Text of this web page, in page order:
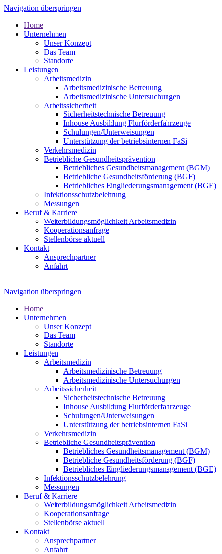
Navigation überspringen
Home
Unternehmen
Unser Konzept
Das Team
Standorte
Leistungen
Arbeitsmedizin
Arbeitsmedizinische Betreuung
Arbeitsmedizinische Untersuchungen
Arbeitssicherheit
Sicherheitstechnische Betreuung
Inhouse Ausbildung Flurförderfahrzeuge
Schulungen/Unterweisungen
Unterstützung der betriebsinternen FaSi
Verkehrsmedizin
Betriebliche Gesundheitsprävention
Betriebliches Gesundheitsmanagement (BGM)
Betriebliche Gesundheitsförderung (BGF)
Betriebliches Eingliederungsmanagement (BGE)
Infektionsschutzbelehrung
Messungen
Beruf & Karriere
Weiterbildungsmöglichkeit Arbeitsmedizin
Kooperationsanfrage
Stellenbörse aktuell
Kontakt
Ansprechpartner
Anfahrt
Navigation überspringen
Home
Unternehmen
Unser Konzept
Das Team
Standorte
Leistungen
Arbeitsmedizin
Arbeitsmedizinische Betreuung
Arbeitsmedizinische Untersuchungen
Arbeitssicherheit
Sicherheitstechnische Betreuung
Inhouse Ausbildung Flurförderfahrzeuge
Schulungen/Unterweisungen
Unterstützung der betriebsinternen FaSi
Verkehrsmedizin
Betriebliche Gesundheitsprävention
Betriebliches Gesundheitsmanagement (BGM)
Betriebliche Gesundheitsförderung (BGF)
Betriebliches Eingliederungsmanagement (BGE)
Infektionsschutzbelehrung
Messungen
Beruf & Karriere
Weiterbildungsmöglichkeit Arbeitsmedizin
Kooperationsanfrage
Stellenbörse aktuell
Kontakt
Ansprechpartner
Anfahrt